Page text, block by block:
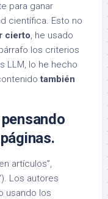
para ganar
científica. Esto no
cierto, he usado
los criterios
LLM, lo he hecho
también
artículos”,
‘). Los autores
usando los